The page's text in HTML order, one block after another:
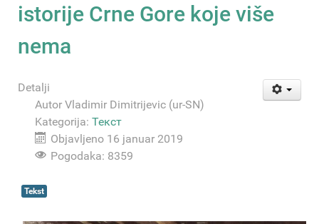
istorije Crne Gore koje više
nema
Detalji
Autor Vladimir Dimitrijevic (ur-SN)
Kategorija: Текст
Objavljeno 16 januar 2019
Pogodaka: 8359
Tekst